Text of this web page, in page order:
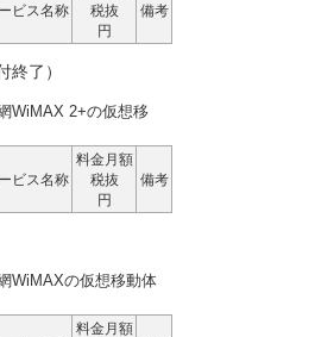
ビス名称
税抜
円
備考
終了）
WiMAX 2+の仮想移
ビス名称
料金月額
税抜
円
備考
WiMAXの仮想移動体
料金月額